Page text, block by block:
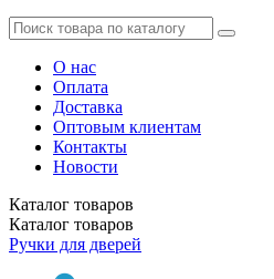
О нас
Оплата
Доставка
Оптовым клиентам
Контакты
Новости
Каталог товаров
Каталог товаров
Ручки для дверей